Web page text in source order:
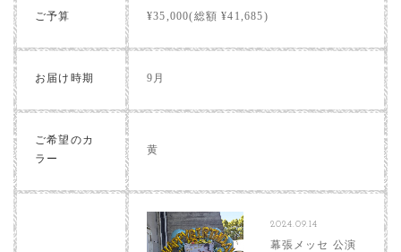
ご予算 ¥35,000(総額 ¥41,685)
お届け時期 9月
ご希望のカ
ラー
黄
2024.09.14
幕張メッセ 公演